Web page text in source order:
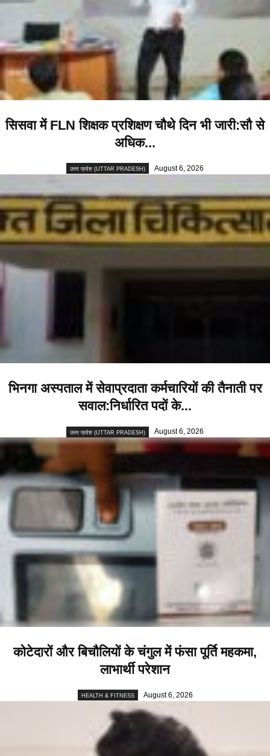
सिसवा में FLN शिक्षक प्रशिक्षण चौथे दिन भी जारी:सौ से
अधिक...
उत्तर प्रदेश (UTTAR PRADESH) August 6, 2026
भिनगा अस्पताल में सेवाप्रदाता कर्मचारियों की तैनाती पर
सवाल:निर्धारित पदों के...
उत्तर प्रदेश (UTTAR PRADESH) August 6, 2026
कोटेदारों और बिचौलियों के चंगुल में फंसा पूर्ति महकमा,
लाभार्थी परेशान
HEALTH & FITNESS August 6, 2026